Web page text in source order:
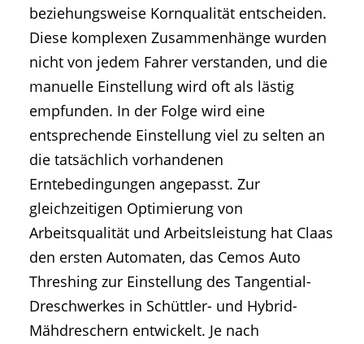
beziehungsweise Kornqualität entscheiden.
Diese komplexen Zusammenhänge wurden
nicht von jedem Fahrer verstanden, und die
manuelle Einstellung wird oft als lästig
empfunden. In der Folge wird eine
entsprechende Einstellung viel zu selten an
die tatsächlich vorhandenen
Erntebedingungen angepasst. Zur
gleichzeitigen Optimierung von
Arbeitsqualität und Arbeitsleistung hat Claas
den ersten Automaten, das Cemos Auto
Threshing zur Einstellung des Tangential-
Dreschwerkes in Schüttler- und Hybrid-
Mähdreschern entwickelt. Je nach